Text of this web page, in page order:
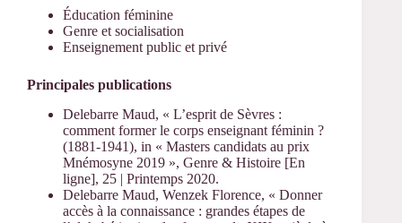
Éducation féminine
Genre et socialisation
Enseignement public et privé
Principales publications
Delebarre Maud, « L’esprit de Sèvres :
comment former le corps enseignant féminin ?
(1881-1941), in « Masters candidats au prix
Mnémosyne 2019 », Genre & Histoire [En
ligne], 25 | Printemps 2020.
Delebarre Maud, Wenzek Florence, « Donner
accès à la connaissance : grandes étapes de